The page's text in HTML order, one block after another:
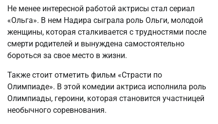
Не менее интересной работой актрисы стал сериал
«Ольга». В нем Надира сыграла роль Ольги, молодой
женщины, которая сталкивается с трудностями после
смерти родителей и вынуждена самостоятельно
бороться за свое место в жизни.
Также стоит отметить фильм «Страсти по
Олимпиаде». В этой комедии актриса исполнила роль
Олимпиады, героини, которая становится участницей
необычного соревнования.